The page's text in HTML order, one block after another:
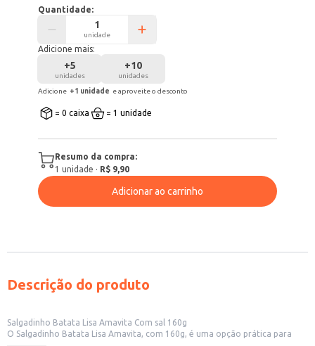
Quantidade:
unidade
Adicione mais:
+5
unidades
+10
unidades
Adicione +1 unidade e aproveite o desconto
= 0 caixa = 1 unidade
Resumo da compra:
1 unidade · R$ 9,90
Adicionar ao carrinho
Descrição do produto
Salgadinho Batata Lisa Amavita Com sal 160g
O Salgadinho Batata Lisa Amavita, com 160g, é uma opção prática para